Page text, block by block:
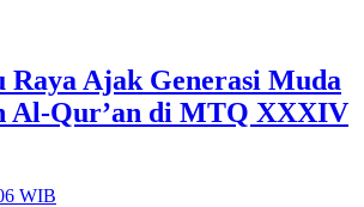
Raya Ajak Generasi Muda
Al-Qur’an di MTQ XXXIV
WIB